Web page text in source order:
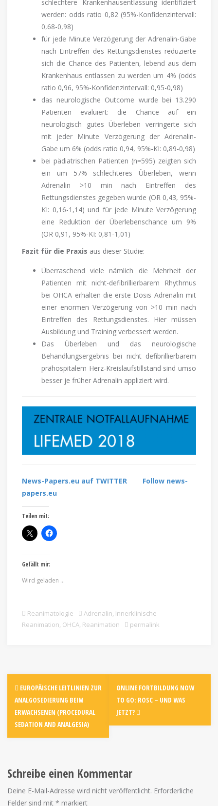
schlechtere Krankenhausentlassung identifiziert
werden: odds ratio 0,82 (95%-Konfidenzintervall:
0,68-0,98)
für jede Minute Verzögerung der Adrenalin-Gabe
nach Eintreffen des Rettungsdienstes reduzierte
sich die Chance des Patienten, lebend aus dem
Krankenhaus entlassen zu werden um 4% (odds
ratio 0,96, 95%-Konfidenzintervall: 0,95-0,98)
das neurologische Outcome wurde bei 13.290
Patienten evaluiert: die Chance auf ein
neurologisch gutes Überleben verringerte sich
mit jeder Minute Verzögerung der Adrenalin-
Gabe um 6% (odds ratio 0,94, 95%-KI: 0,89-0,98)
bei pädiatrischen Patienten (n=595) zeigten sich
ein um 57% schlechteres Überleben, wenn
Adrenalin >10 min nach Eintreffen des
Rettungsdienstes gegeben wurde (OR 0,43, 95%-
KI: 0,16-1,14) und für jede Minute Verzögerung
eine Reduktion der Überlebenschance um 9%
(OR 0,91, 95%-KI: 0,81-1,01)
Fazit für die Praxis aus dieser Studie:
Überraschend viele nämlich die Mehrheit der
Patienten mit nicht-defibrillierbarem Rhythmus
bei OHCA erhalten die erste Dosis Adrenalin mit
einer enormen Verzögerung von >10 min nach
Eintreffen des Rettungsdienstes. Hier müssen
Ausbildung und Training verbessert werden.
Das Überleben und das neurologische
Behandlungsergebnis bei nicht defibrillierbarem
prähospitalem Herz-Kreislaufstillstand sind umso
besser je früher Adrenalin appliziert wird.
News-Papers.eu auf TWITTER
Follow news-
papers.eu
Teilen mit:
Gefällt mir:
Wird geladen …
Reanimatologie Adrenalin, Innerklinische
Reanimation, OHCA, Reanimation permalink
EUROPÄISCHE LEITLINIEN ZUR
ANALGOSEDIERUNG BEIM
ERWACHSENEN (PROCEDURAL
SEDATION AND ANALGESIA)
ONLINE FORTBILDUNG NOW
TO GO: ROSC – UND WAS
JETZT?
Schreibe einen Kommentar
Deine E-Mail-Adresse wird nicht veröffentlicht. Erforderliche
Felder sind mit * markiert